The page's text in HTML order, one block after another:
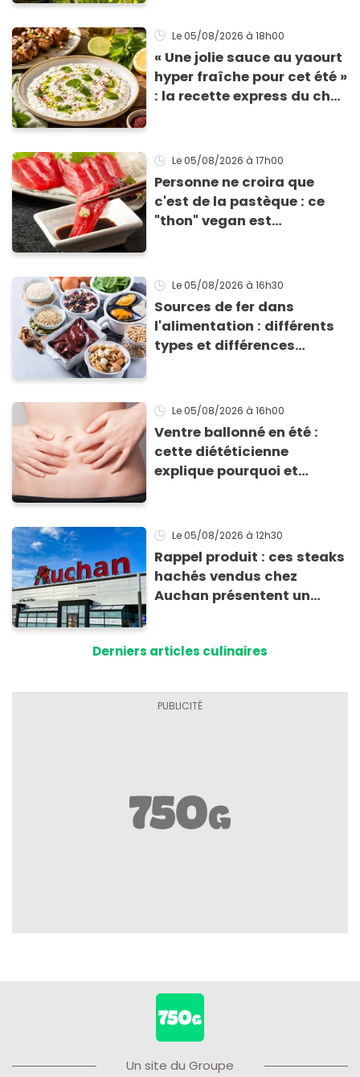
Le 05/08/2026 à 18h00
« Une jolie sauce au yaourt
hyper fraîche pour cet été »
: la recette express du chef
grillades
Le 05/08/2026 à 17h00
Personne ne croira que
c'est de la pastèque : ce
"thon" vegan est
Le 05/08/2026 à 16h30
Sources de fer dans
l'alimentation : différents
types et différences
Le 05/08/2026 à 16h00
Ventre ballonné en été :
cette diététicienne
explique pourquoi et
Le 05/08/2026 à 12h30
Rappel produit : ces steaks
hachés vendus chez
Auchan présentent un
Derniers articles culinaires
Un site du Groupe